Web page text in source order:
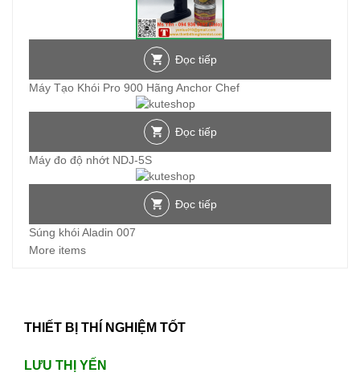
Đọc tiếp
Máy Tạo Khói Pro 900 Hãng Anchor Chef
Đọc tiếp
Máy đo độ nhớt NDJ-5S
Đọc tiếp
Súng khói Aladin 007
More items
THIẾT BỊ THÍ NGHIỆM TỐT
LƯU THỊ YẾN